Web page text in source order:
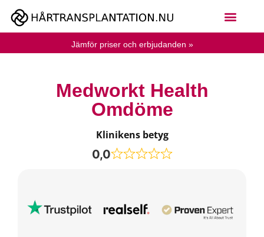
Jämför priser och erbjudanden »
Medworkt Health
Omdöme
Klinikens betyg
0,0